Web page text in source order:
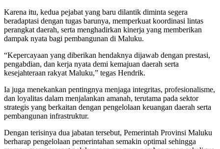
Karena itu, kedua pejabat yang baru dilantik diminta segera
beradaptasi dengan tugas barunya, memperkuat koordinasi lintas
perangkat daerah, serta menghadirkan kinerja yang memberikan
dampak nyata bagi pembangunan di Maluku.
“Kepercayaan yang diberikan hendaknya dijawab dengan prestasi,
pengabdian, dan kerja nyata demi kemajuan daerah serta
kesejahteraan rakyat Maluku,” tegas Hendrik.
Ia juga menekankan pentingnya menjaga integritas, profesionalisme,
dan loyalitas dalam menjalankan amanah, terutama pada sektor
strategis yang berkaitan dengan pengelolaan keuangan daerah serta
pembangunan infrastruktur.
Dengan terisinya dua jabatan tersebut, Pemerintah Provinsi Maluku
berharap pengelolaan pemerintahan semakin optimal sehingga